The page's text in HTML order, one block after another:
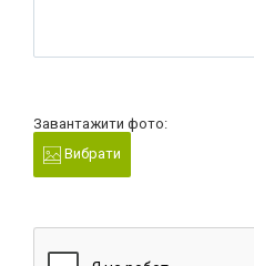
Завантажити фото:
Вибрати